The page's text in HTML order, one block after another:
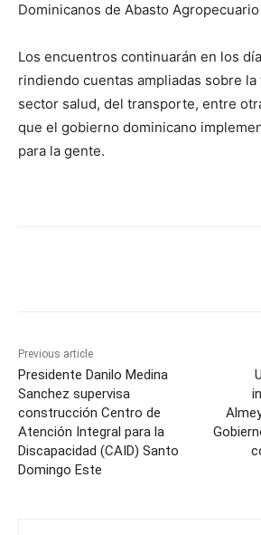
Dominicanos de Abasto
Los encuentros continuarán en los
rindiendo cuentas ampliadas sobre
sector salud, del transporte, entre
que el gobierno dominicano
para la gente.
Previous article
Presidente Danilo Medina
Sanchez supervisa
construcción Centro de
Atención Integral para la
Discapacidad (CAID) Santo
Domingo Este